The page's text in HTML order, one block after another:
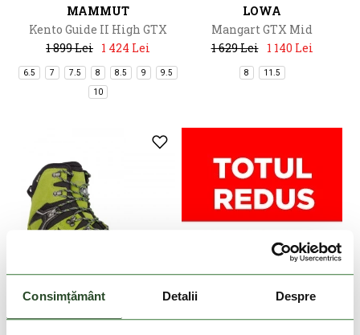
Consimțământ Detalii Despre
MAMMUT
Kento Guide II High GTX
1 899 Lei 1 424 Lei
6.5 7 7.5 8 8.5 9 9.5
10
LOWA
Mangart GTX Mid
1 629 Lei
1 140 Lei
8 11.5
DOAR ONLINE
-20%